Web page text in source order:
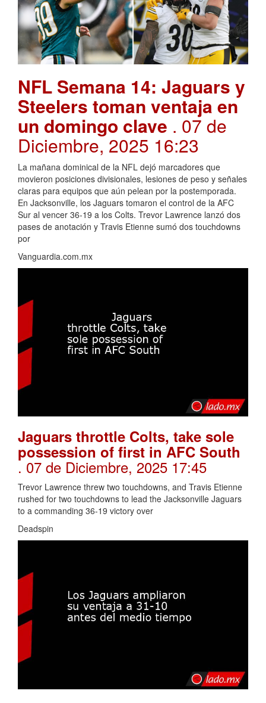
NFL Semana 14: Jaguars y
Steelers toman ventaja en
un domingo clave . 07 de
Diciembre, 2025 16:23
La mañana dominical de la NFL dejó marcadores que
movieron posiciones divisionales, lesiones de peso y señales
claras para equipos que aún pelean por la postemporada.
En Jacksonville, los Jaguars tomaron el control de la AFC
Sur al vencer 36-19 a los Colts. Trevor Lawrence lanzó dos
pases de anotación y Travis Etienne sumó dos touchdowns
por
Vanguardia.com.mx
Jaguars throttle Colts, take sole
possession of first in AFC South
. 07 de Diciembre, 2025 17:45
Trevor Lawrence threw two touchdowns, and Travis Etienne
rushed for two touchdowns to lead the Jacksonville Jaguars
to a commanding 36-19 victory over
Deadspin